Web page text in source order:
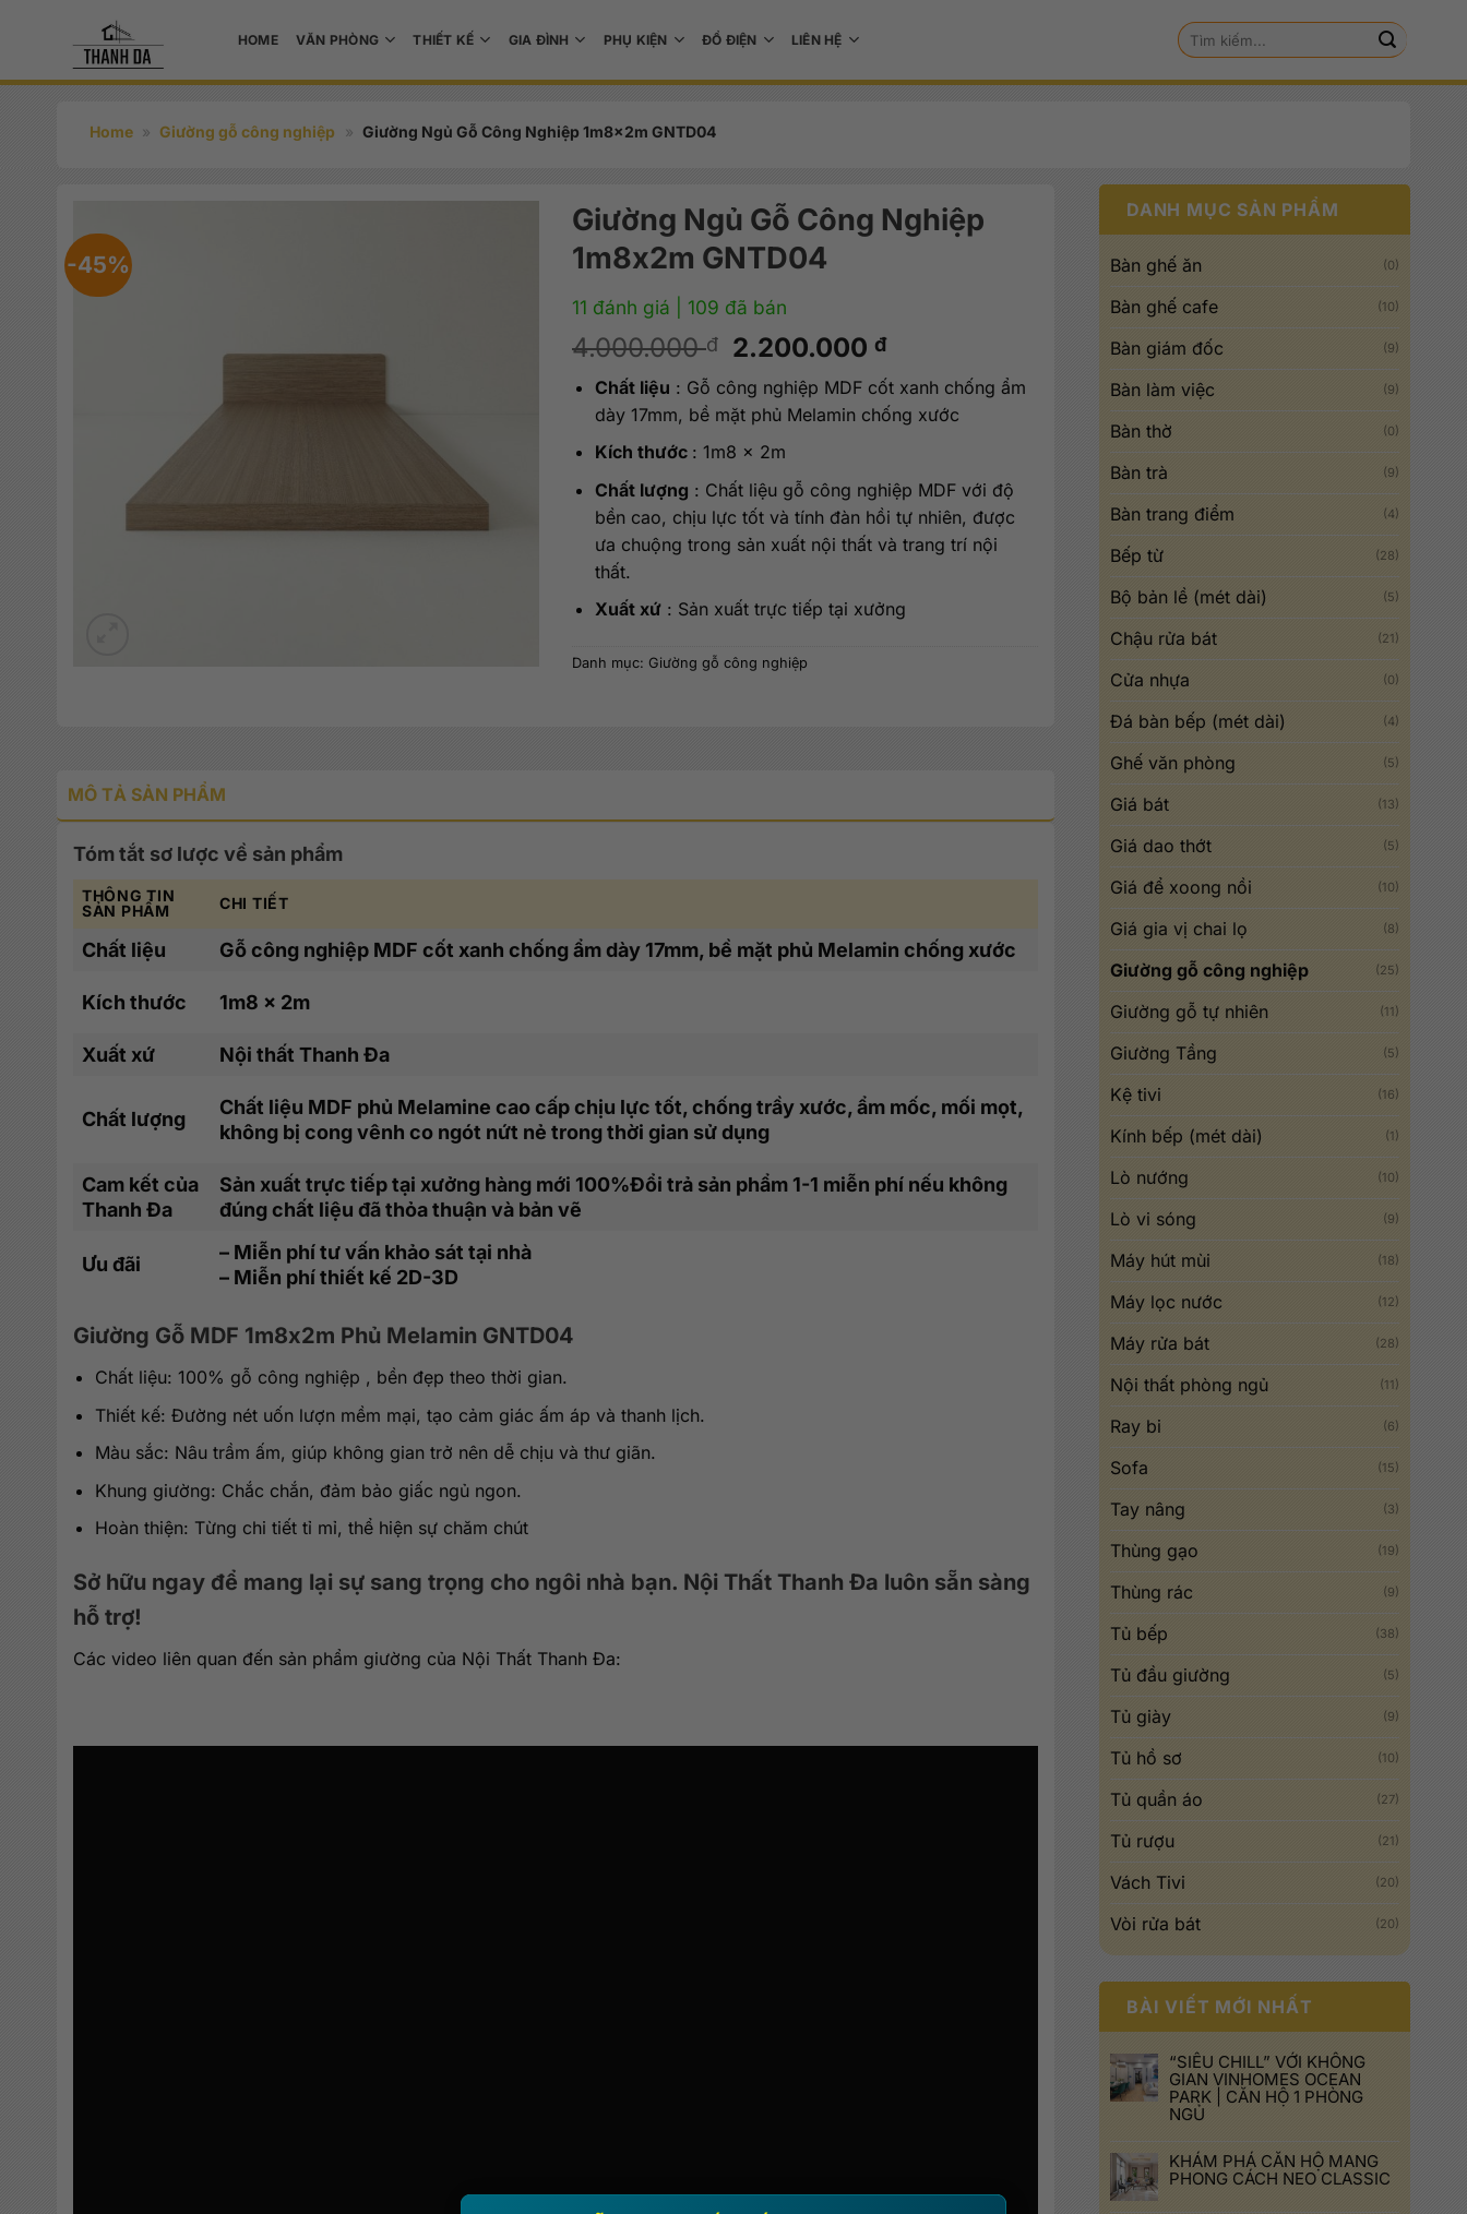
HOME VĂN PHÒNG THIẾT KẾ GIA ĐÌNH PHỤ KIỆN ĐỒ ĐIỆN LIÊN HỆ
Tìm
kiếm:
Home » Giường gỗ công nghiệp » Giường Ngủ Gỗ Công Nghiệp 1m8x2m GNTD04
DANH MỤC SẢN PHẨM
Bàn ghế ăn (0)
Bàn ghế cafe (10)
Bàn giám đốc (9)
Bàn làm việc (9)
Bàn thờ (0)
Bàn trà (9)
Bàn trang điểm (4)
Bếp từ (28)
Bộ bản lề (mét dài) (5)
Chậu rửa bát (21)
Cửa nhựa (0)
Đá bàn bếp (mét dài) (4)
Ghế văn phòng (5)
Giá bát (13)
Giá dao thớt (5)
Giá để xoong nồi (10)
Giá gia vị chai lọ (8)
Giường gỗ công nghiệp (25)
Giường gỗ tự nhiên (11)
Giường Tầng (5)
Kệ tivi (16)
Kính bếp (mét dài) (1)
Lò nướng (10)
Lò vi sóng (9)
Máy hút mùi (18)
Máy lọc nước (12)
Máy rửa bát (28)
Nội thất phòng ngủ (11)
Ray bi (6)
Sofa (15)
Tay nâng (3)
Thùng gạo (19)
Thùng rác (9)
Tủ bếp (38)
Tủ đầu giường (5)
Tủ giày (9)
Tủ hồ sơ (10)
Tủ quần áo (27)
Tủ rượu (21)
Vách Tivi (20)
Vòi rửa bát (20)
BÀI VIẾT MỚI NHẤT
“SIÊU CHILL” VỚI KHÔNG
GIAN VINHOMES OCEAN
PARK | CĂN HỘ 1 PHÒNG
NGỦ
KHÁM PHÁ CĂN HỘ MANG
PHONG CÁCH NEO CLASSIC
-45%
Giường Ngủ Gỗ Công Nghiệp
1m8x2m GNTD04
11 đánh giá | 109 đã bán
4.000.000đ
Giá
là:
4.000.000 đ.
2.200.000đGiá
hiện
tại
là:
Chất liệu : Gỗ công nghiệp MDF cốt xanh chống ẩm
dày 17mm, bề mặt phủ Melamin chống xước
Kích thước : 1m8 x 2m
Chất lượng : Chất liệu gỗ công nghiệp MDF với độ
bền cao, chịu lực tốt và tính đàn hồi tự nhiên, được
ưa chuộng trong sản xuất nội thất và trang trí nội
thất.
Xuất xứ: Sản xuất trực tiếp tại xưởng
Danh mục: Giường gỗ công nghiệp
MÔ TẢ SẢN PHẨM
Tóm tắt sơ lược về sản phẩm
THÔNG TIN
SẢN PHẨM
CHI TIẾT
Chất liệu Gỗ công nghiệp MDF cốt xanh chống ẩm dày 17mm, bề mặt phủ Melamin chống xước
Kích thước 1m8 x 2m
Xuất xứ Nội thất Thanh Đa
Chất lượng
Chất liệu MDF phủ Melamine cao cấp chịu lực tốt, chống trầy xước, ẩm mốc, mối mọt,
không bị cong vênh co ngót nứt nẻ trong thời gian sử dụng
Cam kết của
Thanh Đa
Sản xuất trực tiếp tại xưởng hàng mới 100%Đổi trả sản phẩm 1-1 miễn phí nếu không
đúng chất liệu đã thỏa thuận và bản vẽ
Ưu đãi
– Miễn phí tư vấn khảo sát tại nhà
– Miễn phí thiết kế 2D-3D
Giường Gỗ MDF 1m8x2m Phủ Melamin GNTD04
Chất liệu: 100% gỗ công nghiệp , bền đẹp theo thời gian.
Thiết kế: Đường nét uốn lượn mềm mại, tạo cảm giác ấm áp và thanh lịch.
Màu sắc: Nâu trầm ấm, giúp không gian trở nên dễ chịu và thư giãn.
Khung giường: Chắc chắn, đảm bảo giấc ngủ ngon.
Hoàn thiện: Từng chi tiết tỉ mỉ, thể hiện sự chăm chút
Sở hữu ngay để mang lại sự sang trọng cho ngôi nhà bạn. Nội Thất Thanh Đa luôn sẵn sàng
hỗ trợ!
Các video liên quan đến sản phẩm giường của Nội Thất Thanh Đa: